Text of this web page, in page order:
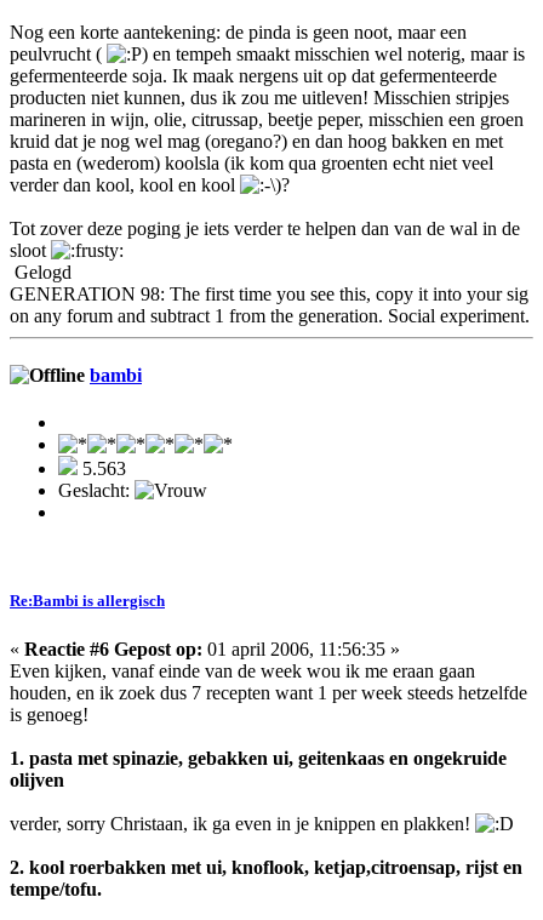
Nog een korte aantekening: de pinda is geen noot, maar een
peulvrucht (
) en tempeh smaakt misschien wel noterig, maar is
gefermenteerde soja. Ik maak nergens uit op dat gefermenteerde
producten niet kunnen, dus ik zou me uitleven! Misschien stripjes
marineren in wijn, olie, citrussap, beetje peper, misschien een groen
kruid dat je nog wel mag (oregano?) en dan hoog bakken en met
pasta en (wederom) koolsla (ik kom qua groenten echt niet veel
verder dan kool, kool en kool
)?
Tot zover deze poging je iets verder te helpen dan van de wal in de
sloot
Gelogd
GENERATION 98: The first time you see this, copy it into your sig
on any forum and subtract 1 from the generation. Social experiment.
bambi
5.563
Geslacht:
Re:Bambi is allergisch
« Reactie #6 Gepost op: 01 april 2006, 11:56:35 »
Even kijken, vanaf einde van de week wou ik me eraan gaan
houden, en ik zoek dus 7 recepten want 1 per week steeds hetzelfde
is genoeg!
1. pasta met spinazie, gebakken ui, geitenkaas en ongekruide
olijven
verder, sorry Christaan, ik ga even in je knippen en plakken!
2. kool roerbakken met ui, knoflook, ketjap,citroensap, rijst en
tempe/tofu.